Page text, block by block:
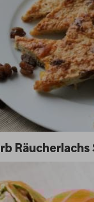
Räucherlachs